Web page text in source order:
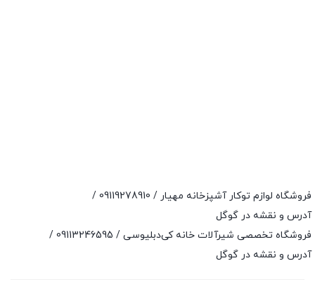
فروشگاه لوازم توکار آشپزخانه مهیار / 09119278910
/
آدرس و نقشه در گوگل
فروشگاه تخصصی شیرآلات خانه کی‌دبلیوسی / 09113246595
/
آدرس و نقشه در گوگل